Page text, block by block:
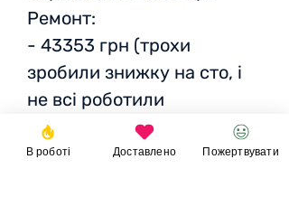
Ремонт:
- 43353 грн (трохи
зробили знижку на сто, і
не всі роботили
порахували)
Болотні колеса:
В роботі Доставлено Пожертвувати